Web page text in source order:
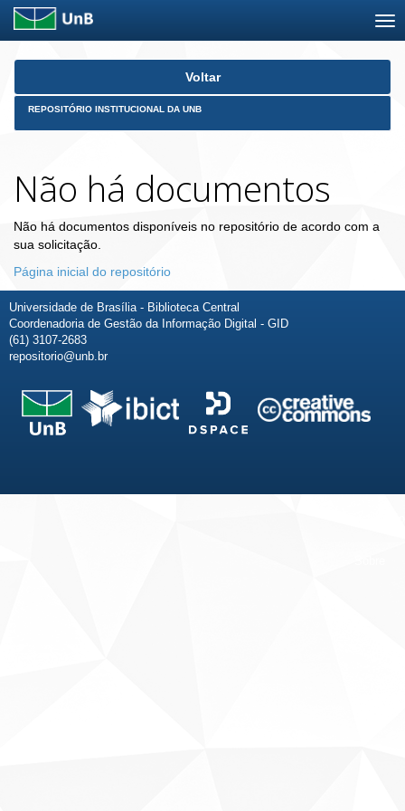
Skip
Voltar
REPOSITÓRIO INSTITUCIONAL DA UNB
Não há documentos
Não há documentos disponíveis no repositório de acordo com a
sua solicitação.
Página inicial do repositório
Universidade de Brasília - Biblioteca Central
Coordenadoria de Gestão da Informação Digital - GID
(61) 3107-2683
repositorio@unb.br